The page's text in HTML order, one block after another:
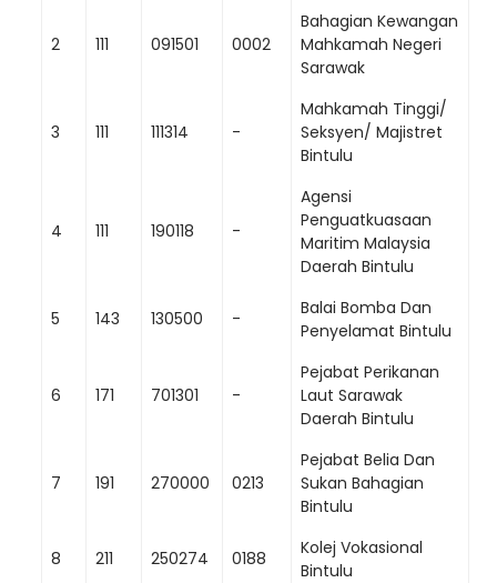
2 111 091501 0002
Bahagian Kewangan
Mahkamah Negeri
Sarawak
3 111 111314 -
Mahkamah Tinggi/
Seksyen/ Majistret
Bintulu
4 111 190118 -
Agensi
Penguatkuasaan
Maritim Malaysia
Daerah Bintulu
5 143 130500 -
Balai Bomba Dan
Penyelamat Bintulu
6 171 701301 -
Pejabat Perikanan
Laut Sarawak
Daerah Bintulu
7 191 270000 0213
Pejabat Belia Dan
Sukan Bahagian
Bintulu
8 211 250274 0188
Kolej Vokasional
Bintulu